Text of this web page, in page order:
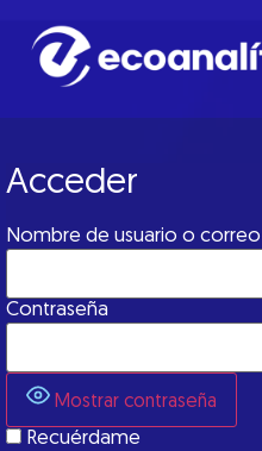
Acceder
Nombre de usuario o
Contraseña
Mostrar contraseña
Recuérdame